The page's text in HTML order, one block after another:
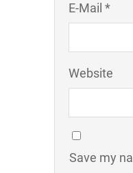
E-Mail *
Website
Save my